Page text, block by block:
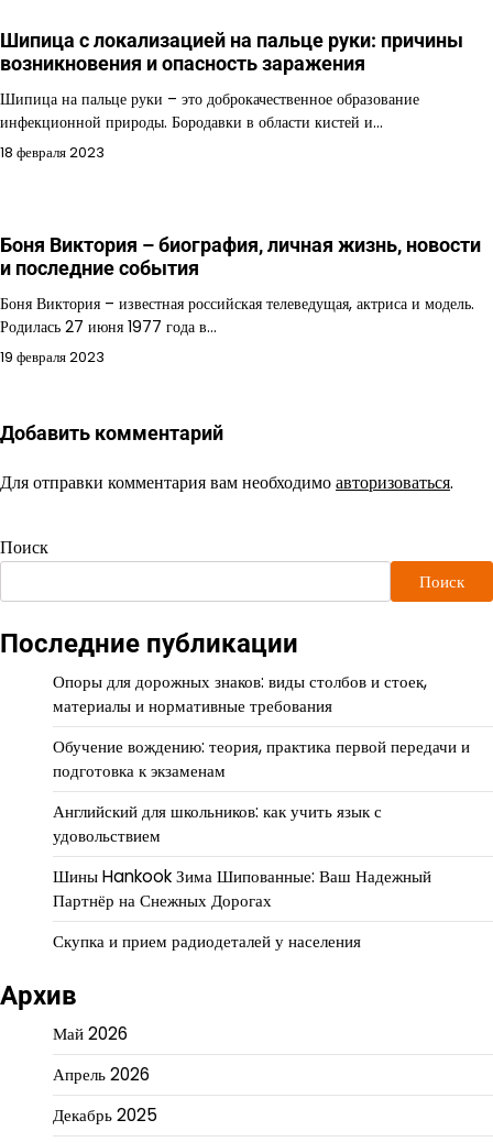
Шипица с локализацией на пальце руки: причины
возникновения и опасность заражения
Шипица на пальце руки – это доброкачественное образование
инфекционной природы. Бородавки в области кистей и…
18 февраля 2023
Боня Виктория – биография, личная жизнь, новости
и последние события
Боня Виктория – известная российская телеведущая, актриса и модель.
Родилась 27 июня 1977 года в…
19 февраля 2023
Добавить комментарий
Для отправки комментария вам необходимоавторизоваться.
Поиск
Поиск
Последние публикации
Опоры для дорожных знаков: виды столбов и стоек,
материалы и нормативные требования
Обучение вождению: теория, практика первой передачи и
подготовка к экзаменам
Английский для школьников: как учить язык с
удовольствием
Шины Hankook Зима Шипованные: Ваш Надежный
Партнёр на Снежных Дорогах
Скупка и прием радиодеталей у населения
Архив
Май 2026
Апрель 2026
Декабрь 2025